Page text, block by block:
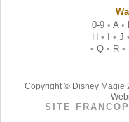
0-9 •A•
H • •J •
• Q• R•
Copyright © Disney Magie
SITE